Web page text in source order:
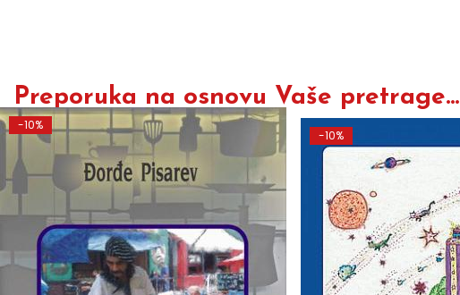
Preporuka na osnovu Vaše pretrage...
-10%
-10%